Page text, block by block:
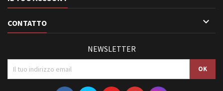
CONTATTO 
NEWSLETTER